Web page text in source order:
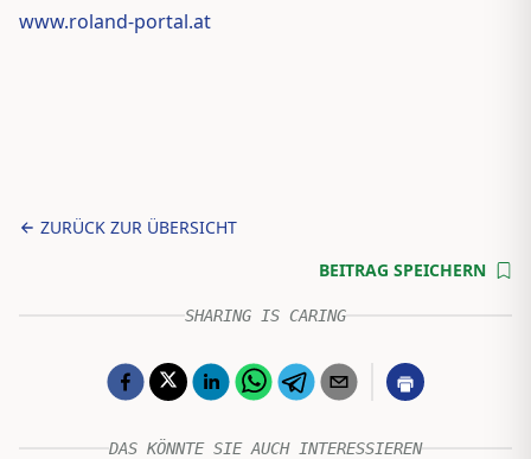
www.roland-portal.at
ZURÜCK ZUR ÜBERSICHT
BEITRAG SPEICHERN
SHARING IS CARING
DAS KÖNNTE SIE AUCH INTERESSIEREN